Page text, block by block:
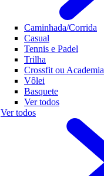
Caminhada/Corrida
Casual
Tennis e Padel
Trilha
Crossfit ou Academia
Vôlei
Basquete
Ver todos
Ver todos